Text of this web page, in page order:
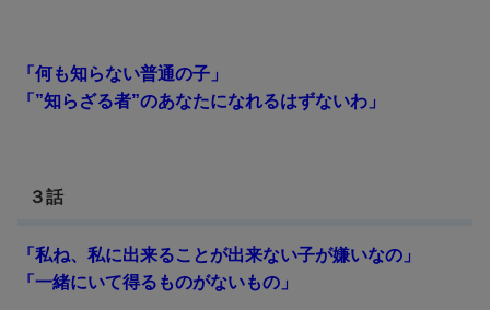
「何も知らない普通の子」
「”知らざる者”のあなたになれるはずないわ」
３話
「私ね、私に出来ることが出来ない子が嫌いなの」
「一緒にいて得るものがないもの」